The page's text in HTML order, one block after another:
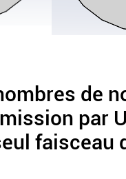
de
par
faisceau